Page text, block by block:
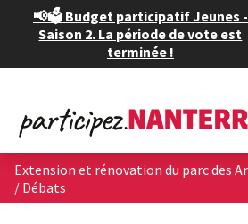
📢🗳️ Budget participatif Jeunes -
Saison 2. La période de vote est
terminée !
/ Débats